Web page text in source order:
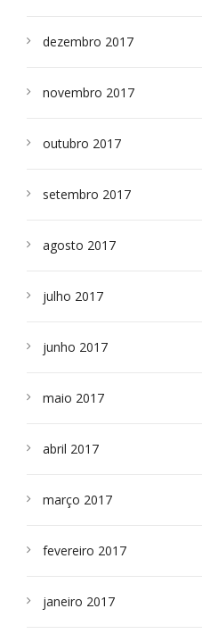
dezembro 2017
novembro 2017
outubro 2017
setembro 2017
agosto 2017
julho 2017
junho 2017
maio 2017
abril 2017
março 2017
fevereiro 2017
janeiro 2017